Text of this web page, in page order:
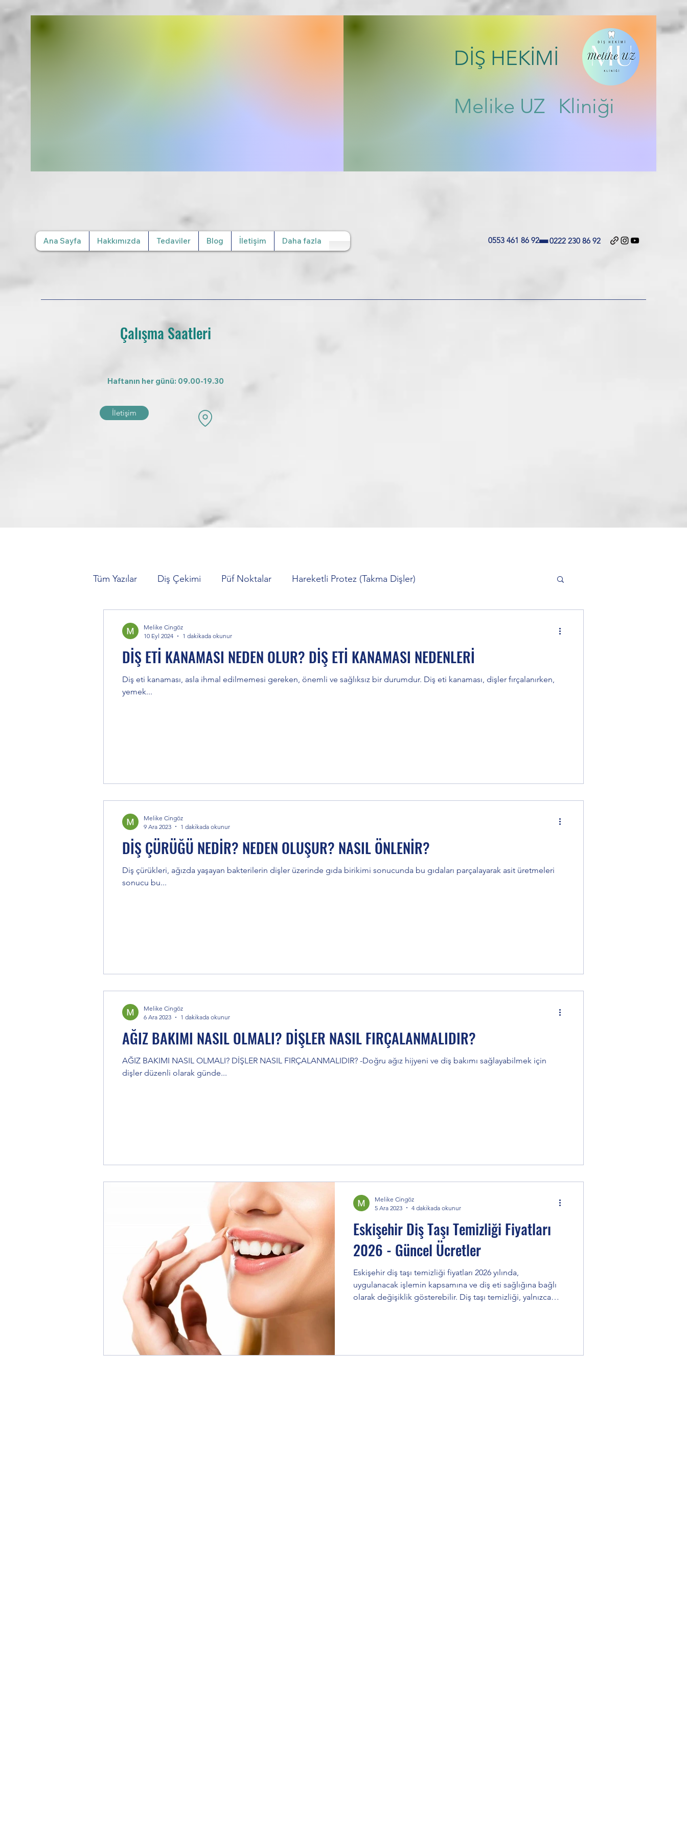
DİŞ HEKİMİ
Melike UZ
Kliniği
Ana Sayfa Hakkımızda Tedaviler Blog İletişim Daha fazla 0553 461 86 92-0222 230 86 92
Çalışma Saatleri
Haftanın her günü: 09.00-19.30
İletişim
Tüm Yazılar Diş Çekimi Püf Noktalar Hareketli Protez (Takma Dişler)
Zirkonyum Kaplama Diş Ağrısı Nasıl Geçer? Diş Beyazlatma Tedavisi Ortodonti (Diş Teli)
Ağız Kokusu Nedenleri ve Tedavisi Alveolit ve Tedavisi Diş Post Tedavisi: Fiber Post
DİŞ ETİ KANAMASI NEDEN OLUR? DİŞ ETİ KANAMASI NEDENLERİ
Diş eti kanaması, asla ihmal edilmemesi gereken, önemli ve sağlıksız bir durumdur. Diş eti kanaması, dişler fırçalanırken,
yemek...
Melike Cingöz
10 Eyl 2024
1 dakikada okunur
DİŞ ÇÜRÜĞÜ NEDİR? NEDEN OLUŞUR? NASIL ÖNLENİR?
Diş çürükleri, ağızda yaşayan bakterilerin dişler üzerinde gıda birikimi sonucunda bu gıdaları parçalayarak asit üretmeleri
sonucu bu...
Melike Cingöz
9 Ara 2023
1 dakikada okunur
AĞIZ BAKIMI NASIL OLMALI? DİŞLER NASIL FIRÇALANMALIDIR?
AĞIZ BAKIMI NASIL OLMALI? DİŞLER NASIL FIRÇALANMALIDIR? -Doğru ağız hijyeni ve diş bakımı sağlayabilmek için
dişler düzenli olarak günde...
Melike Cingöz
6 Ara 2023
1 dakikada okunur
Eskişehir Diş Taşı Temizliği Fiyatları
2026 - Güncel Ücretler
Eskişehir diş taşı temizliği fiyatları 2026 yılında,
uygulanacak işlemin kapsamına ve diş eti sağlığına bağlı
olarak değişiklik gösterebilir. Diş taşı temizliği, yalnızca
TDB’nin önerdiği fiyatlara göre değişebilir. Diş yüzeyinde
Melike Cingöz
5 Ara 2023
4 dakikada okunur